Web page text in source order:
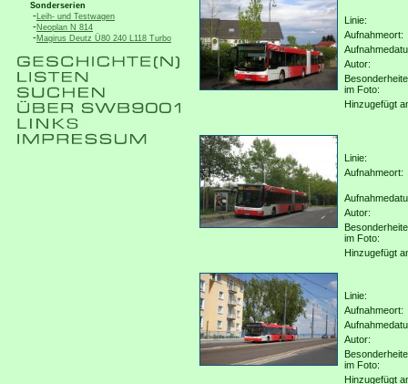
Sonderserien
-Leih- und Testwagen
-Neoplan N 814
-Magirus Deutz Ü80 240 L118 Turbo
Linie:
Aufnahmeort:
Autor:
im Foto:
Hinzugefügt
Linie:
Aufnahmeort:
Autor:
im Foto:
Hinzugefügt
Linie:
Aufnahmeort:
Autor:
im Foto:
Hinzugefügt